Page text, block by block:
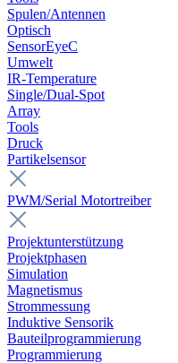
Spulen/Antennen
Optisch
SensorEyeC
Umwelt
IR-Temperature
Single/Dual-Spot
Array
Tools
Druck
Partikelsensor
PWM/Serial Motortreiber
Projektunterstützung
Projektphasen
Simulation
Magnetismus
Strommessung
Induktive Sensorik
Bauteilprogrammierung
Programmierung